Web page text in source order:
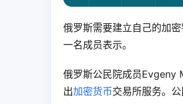
俄罗斯需要建立自己的加
一名成员表示。
俄罗斯公民院成员Evgeny
出加密货币交易所服务。公